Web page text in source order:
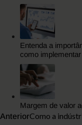
Entenda a
como
Margem de valor
AnteriorComo a